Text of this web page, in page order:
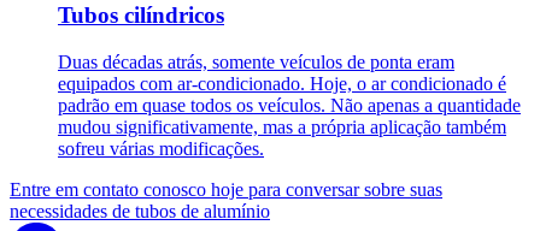
Tubos cilíndricos
Duas décadas atrás, somente veículos de ponta eram
equipados com ar-condicionado. Hoje, o ar condicionado é
padrão em quase todos os veículos. Não apenas a quantidade
mudou significativamente, mas a própria aplicação também
sofreu várias modificações.
Entre em contato conosco hoje para conversar sobre suas
necessidades de tubos de alumínio